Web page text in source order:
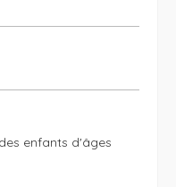
enfants d'âges